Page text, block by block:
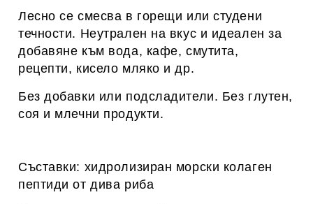
Лесно се смесва в горещи или студени
течности. Неутрален на вкус и идеален за
добавяне към вода, кафе, смутита,
рецепти, кисело мляко и др.
Без добавки или подсладители. Без глутен,
соя и млечни продукти.
Съставки: хидролизиран морски колаген
пептиди от дива риба